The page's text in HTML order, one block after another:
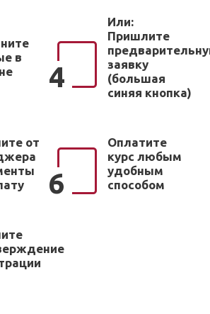
в
4
Или:
Пришлите
заявку
(большая
синяя кнопка)
от
6
Оплатите
курс любым
удобным
способом